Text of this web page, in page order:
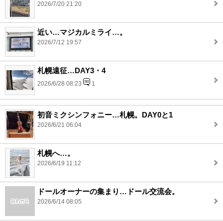
2026/7/20 21:20
近い…マジカルミライ…。
2026/7/12 19:57
札幌遠征…DAY3・4
2026/6/28 08:23 1
初音ミクシンフォニー…札幌。DAY0と1
2026/6/21 06:04
札幌へ…。
2026/6/19 11:12
ドールオーナーの集まり…ドール交流会。
2026/6/14 08:05